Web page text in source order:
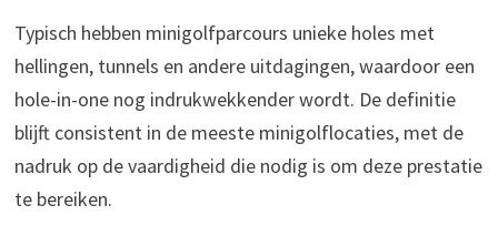
Typisch hebben minigolfparcours unieke holes met
hellingen, tunnels en andere uitdagingen, waardoor een
hole-in-one nog indrukwekkender wordt. De definitie
blijft consistent in de meeste minigolflocaties, met de
nadruk op de vaardigheid die nodig is om deze prestatie
te bereiken.